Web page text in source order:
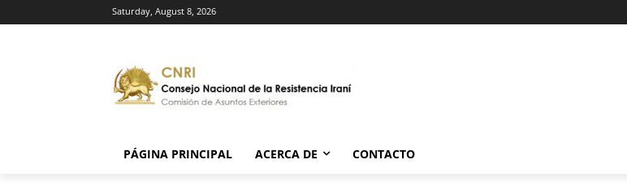
Saturday, August 8, 2026
PÁGINA PRINCIPAL ACERCA DE CONTACTO